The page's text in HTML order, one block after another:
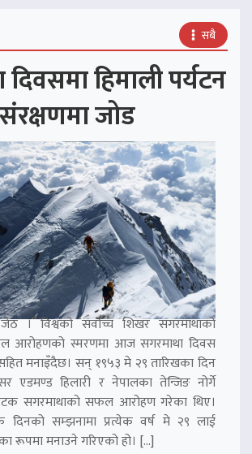
सबै
हिमाली पर्यटन
संरक्षणमा जोड
। विश्वको सर्वोच्च शिखर सगरमाथाको
आरोहणको स्मरणमा आज सगरमाथा दिवस
मनाइँदैछ। सन् १९५३ मे २९ तारिखका दिन
एडमण्ड हिलारी र नेपालका तेन्जिङ नोर्गे
सगरमाथाको सफल आरोहण गरेका थिए।
दिनको सम्झनामा प्रत्येक वर्ष मे २९ लाई
रूपमा मनाउने गरिएको हो। […]